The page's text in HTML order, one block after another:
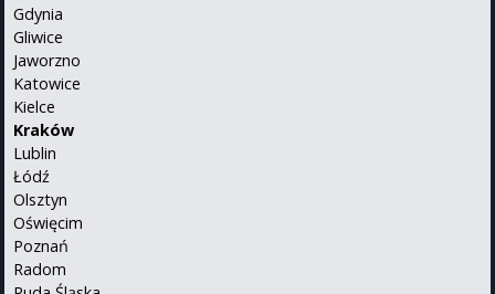
Gdynia
Gliwice
Jaworzno
Katowice
Kielce
Kraków
Lublin
Łódź
Olsztyn
Oświęcim
Poznań
Radom